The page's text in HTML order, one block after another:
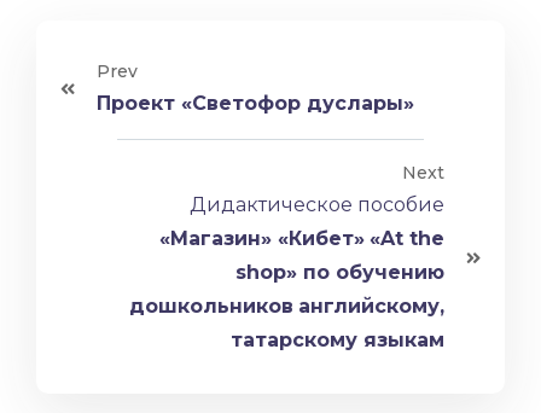
Prev
Проект «Светофор дуслары»
Next
Дидактическое пособие
«Магазин» «Кибет» «At the
shop» по обучению
дошкольников английскому,
татарскому языкам